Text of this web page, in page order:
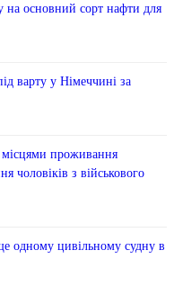
на основний сорт нафти для
варту у Німеччині за
проживання
чоловіків з військового
одному цивільному судну в